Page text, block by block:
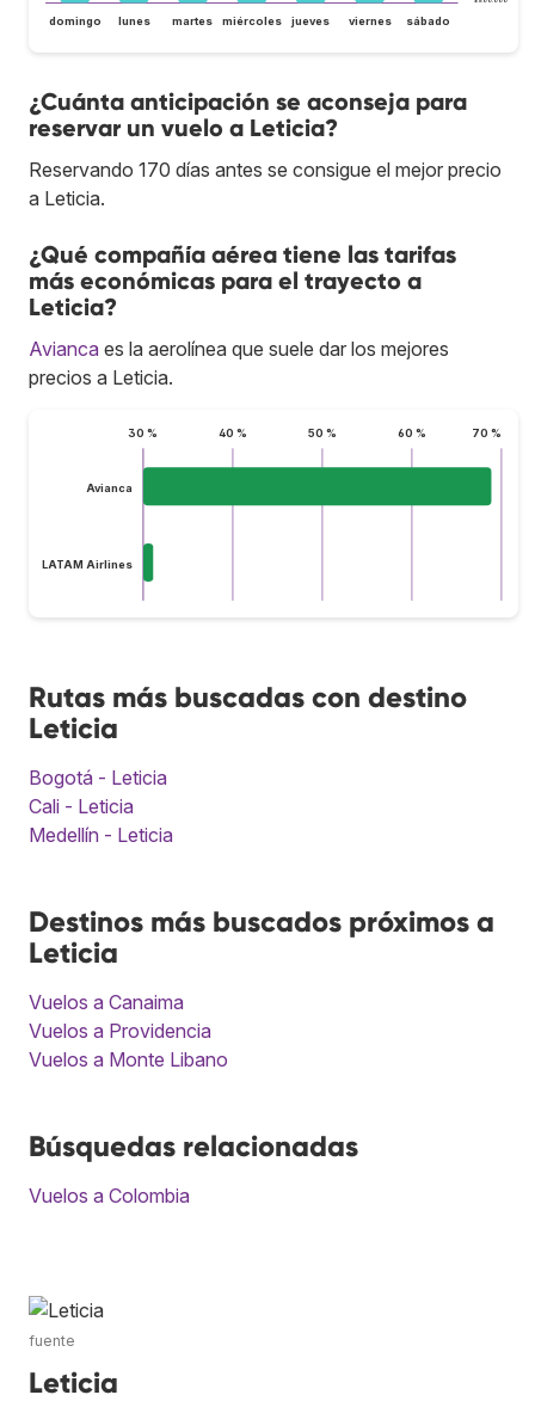
domingo lunes martes miércoles jueves viernes sábado
¿Cuánta anticipación se aconseja para
reservar un vuelo a Leticia?
Reservando 170 días antes se consigue el mejor precio
a Leticia.
¿Qué compañía aérea tiene las tarifas
más económicas para el trayecto a
Leticia?
Avianca es la aerolínea que suele dar los mejores
precios a Leticia.
30 % 40 % 50 % 60 % 70 %
Avianca
LATAM Airlines
Rutas más buscadas con destino
Leticia
Bogotá - Leticia
Cali - Leticia
Medellín - Leticia
Destinos más buscados próximos a
Leticia
Vuelos a Canaima
Vuelos a Providencia
Vuelos a Monte Libano
Búsquedas relacionadas
Vuelos a Colombia
fuente
Leticia